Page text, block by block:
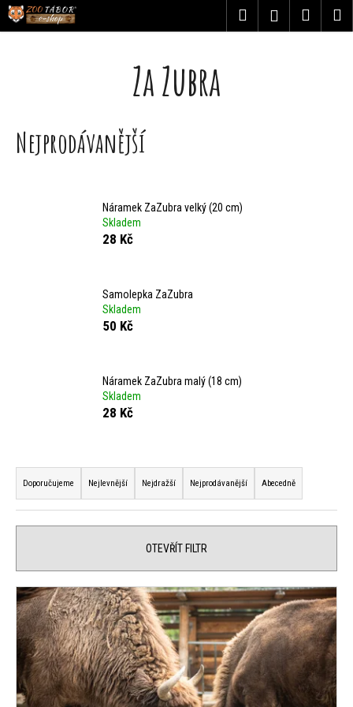
Přejít
na
obsah
HledatPřihlášení
Za Zubra
Nejprodávanější
Náramek ZaZubra velký (20 cm)
Skladem
28 Kč
Samolepka ZaZubra
Skladem
50 Kč
Náramek ZaZubra malý (18 cm)
Skladem
28 Kč
Ř
a
z
n
í
p
r
Doporučujeme Nejlevnější Nejdražší Nejprodávanější Abecedně
OTEVŘÍT FILTR
V
ý
p
i
K
o
o
p
e
n
a
í
t
?